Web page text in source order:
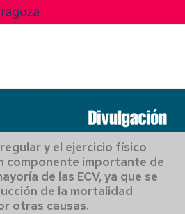
y el ejercicio físico
componente importante de
de las ECV, ya que se
de la mortalidad
otras causas.